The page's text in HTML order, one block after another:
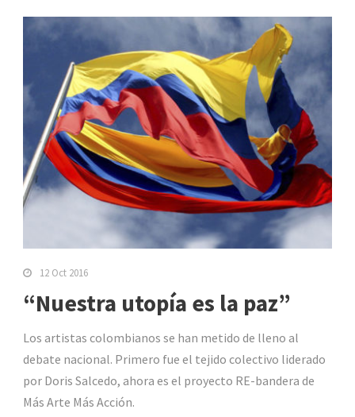
12 Oct 2016
“Nuestra utopía es la paz”
Los artistas colombianos se han metido de lleno al
debate nacional. Primero fue el tejido colectivo liderado
por Doris Salcedo, ahora es el proyecto RE-bandera de
Más Arte Más Acción.